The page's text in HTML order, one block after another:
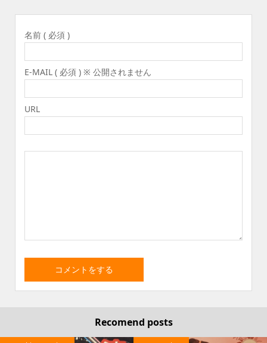
名前 ( 必須 )
E-MAIL ( 必須 ) ※ 公開されません
URL
Recomend posts